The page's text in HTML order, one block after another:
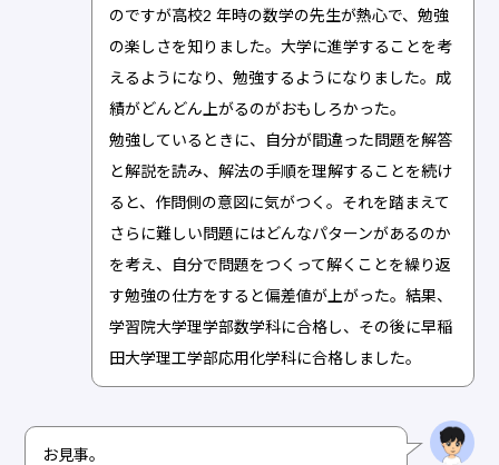
のですが高校2 年時の数学の先生が熱心で、勉強
の楽しさを知りました。大学に進学することを考
えるようになり、勉強するようになりました。成
績がどんどん上がるのがおもしろかった。
勉強しているときに、自分が間違った問題を解答
と解説を読み、解法の手順を理解することを続け
ると、作問側の意図に気がつく。それを踏まえて
さらに難しい問題にはどんなパターンがあるのか
を考え、自分で問題をつくって解くことを繰り返
す勉強の仕方をすると偏差値が上がった。結果、
学習院大学理学部数学科に合格し、その後に早稲
田大学理工学部応用化学科に合格しました。
お見事。